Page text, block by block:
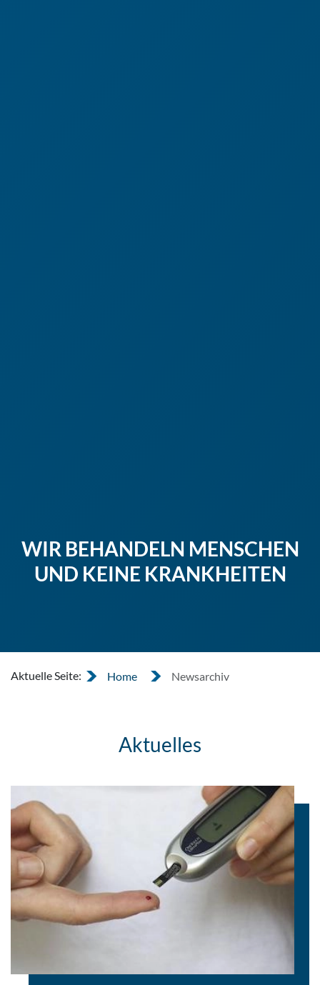
WIR BEHANDELN MENSCHEN
UND KEINE KRANKHEITEN
Aktuelle Seite: Home Newsarchiv
Aktuelles